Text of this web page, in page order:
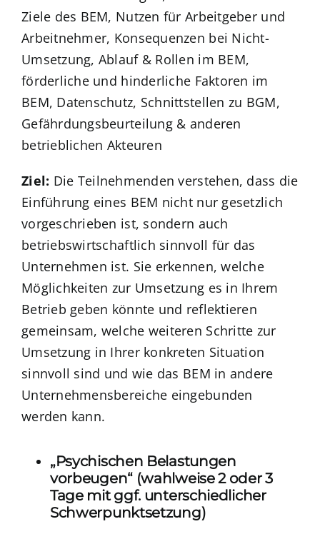
Ziele des BEM, Nutzen für Arbeitgeber und
Arbeitnehmer, Konsequenzen bei Nicht-
Umsetzung, Ablauf & Rollen im BEM,
förderliche und hinderliche Faktoren im
BEM, Datenschutz, Schnittstellen zu BGM,
Gefährdungsbeurteilung & anderen
betrieblichen Akteuren
Ziel: Die Teilnehmenden verstehen, dass die
Einführung eines BEM nicht nur gesetzlich
vorgeschrieben ist, sondern auch
betriebswirtschaftlich sinnvoll für das
Unternehmen ist. Sie erkennen, welche
Möglichkeiten zur Umsetzung es in Ihrem
Betrieb geben könnte und reflektieren
gemeinsam, welche weiteren Schritte zur
Umsetzung in Ihrer konkreten Situation
sinnvoll sind und wie das BEM in andere
Unternehmensbereiche eingebunden
werden kann.
„Psychischen Belastungen
vorbeugen“ (wahlweise 2 oder 3
Tage mit ggf. unterschiedlicher
Schwerpunktsetzung)